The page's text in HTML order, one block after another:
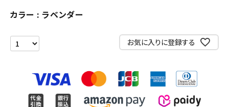
ACCOUNT MENU
ようこそ ゲスト 様
meeting_room ログイン 会員登録
Follow us
カラー ラベンダー
お気に入りに登録する